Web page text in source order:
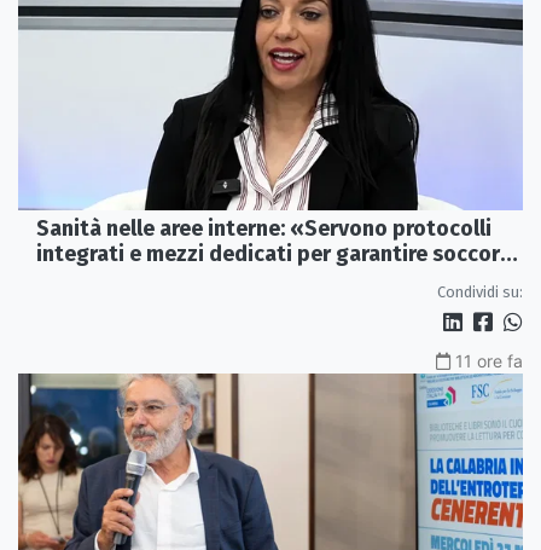
Sanità nelle aree interne: «Servono protocolli
integrati e mezzi dedicati per garantire soccorsi
Condividi su:
11 ore fa